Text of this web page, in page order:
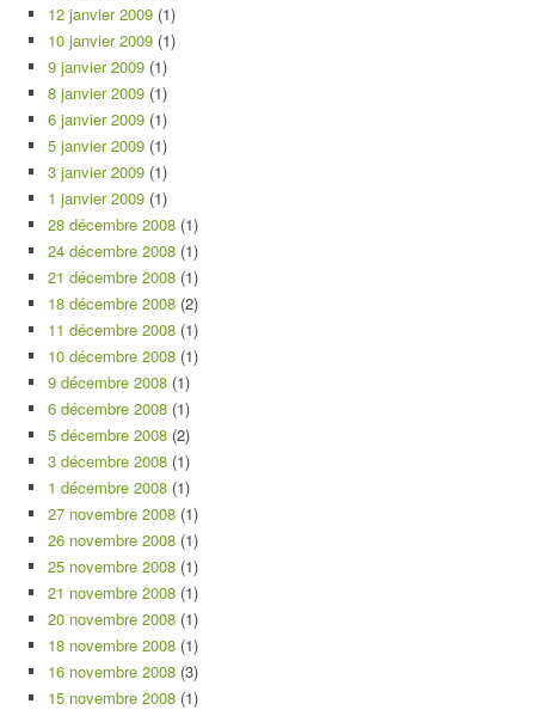
12 janvier 2009 (1)
10 janvier 2009 (1)
9 janvier 2009 (1)
8 janvier 2009 (1)
6 janvier 2009 (1)
5 janvier 2009 (1)
3 janvier 2009 (1)
1 janvier 2009 (1)
28 décembre 2008 (1)
24 décembre 2008 (1)
21 décembre 2008 (1)
18 décembre 2008 (2)
11 décembre 2008 (1)
10 décembre 2008 (1)
9 décembre 2008 (1)
6 décembre 2008 (1)
5 décembre 2008 (2)
3 décembre 2008 (1)
1 décembre 2008 (1)
27 novembre 2008 (1)
26 novembre 2008 (1)
25 novembre 2008 (1)
21 novembre 2008 (1)
20 novembre 2008 (1)
18 novembre 2008 (1)
16 novembre 2008 (3)
15 novembre 2008 (1)